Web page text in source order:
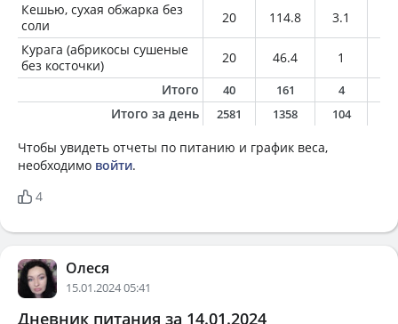
Кешью, сухая обжарка без
соли
20 114.8 3.1
Курага (абрикосы сушеные
без косточки)
20 46.4 1
Итого
40 161 4
Итого за день 2581 1358 104
Чтобы увидеть отчеты по питанию и график веса,
необходимо войти.
4
Олеся
15.01.2024 05:41
Дневник питания за 14.01.2024